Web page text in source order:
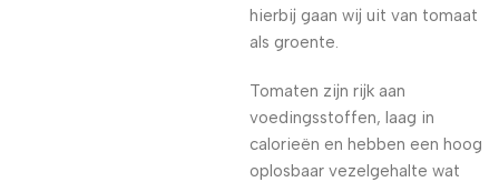
hierbij gaan wij uit van tomaat
als groente.
Tomaten zijn rijk aan
voedingsstoffen, laag in
calorieën en hebben een hoog
oplosbaar vezelgehalte wat